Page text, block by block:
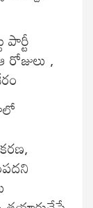
రోజులు ,